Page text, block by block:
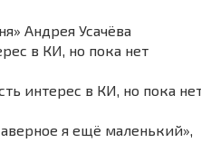
Андрея Усачёва
в КИ, но пока нет
интерес в КИ, но пока
я ещё маленький»,